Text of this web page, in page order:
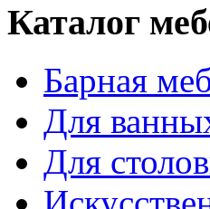
Каталог
Барная
Для
Для